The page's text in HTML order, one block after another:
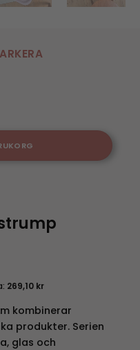
269,10 kr
kombinerar
produkter. Serien
glas och